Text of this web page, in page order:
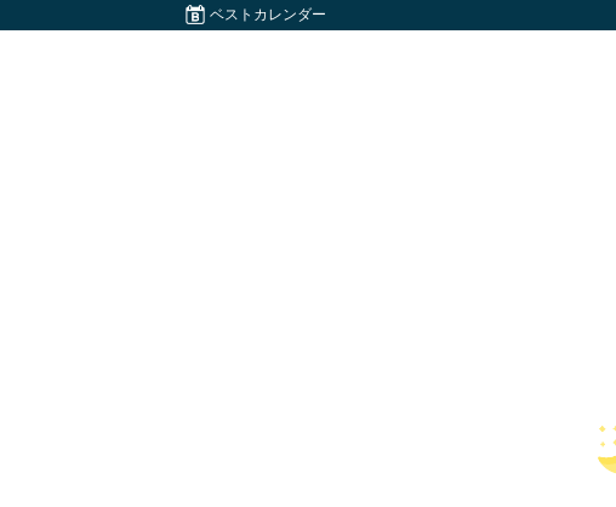
ベストカレンダー